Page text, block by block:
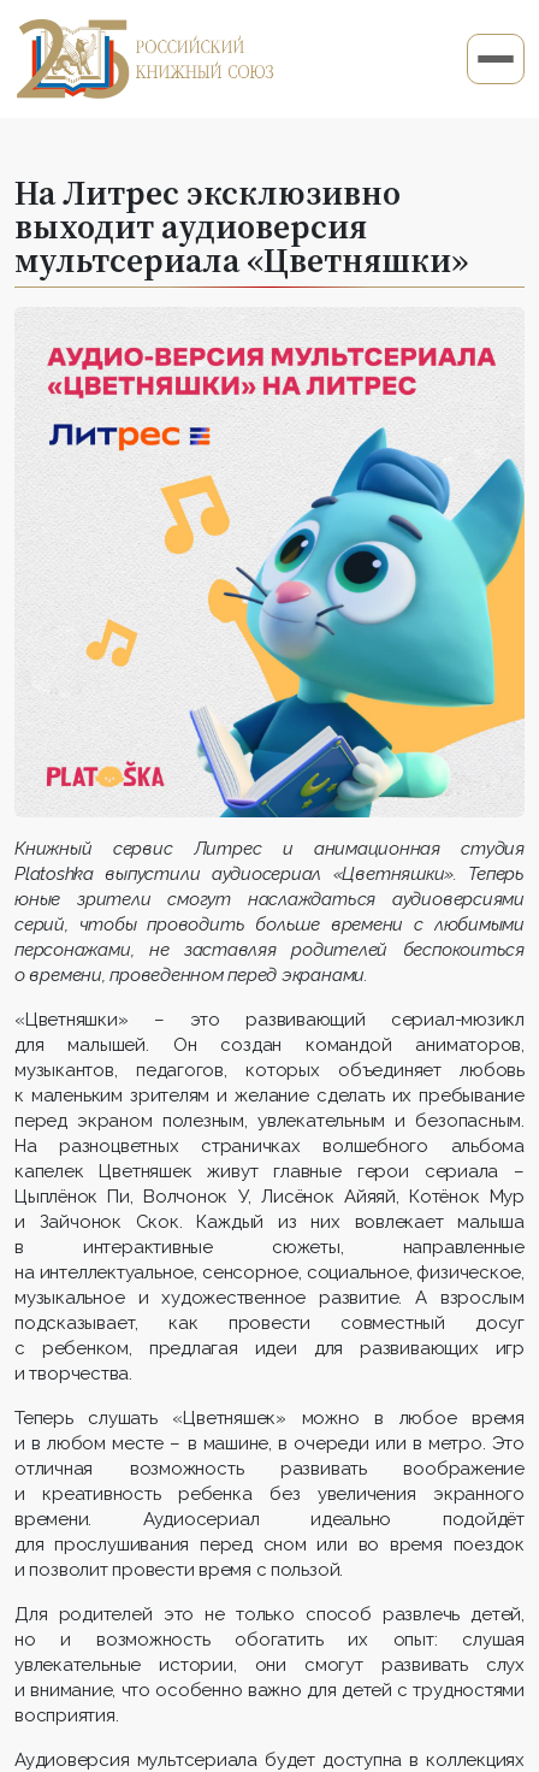
На Литрес эксклюзивно
выходит аудиоверсия
мультсериала «Цветняшки»
Книжный сервис Литрес и анимационная студия
Platoshka выпустили аудиосериал «Цветняшки». Теперь
юные зрители смогут наслаждаться аудиоверсиями
серий, чтобы проводить больше времени с любимыми
персонажами, не заставляя родителей беспокоиться
о времени, проведенном перед экранами.
«Цветняшки» – это развивающий сериал-мюзикл
для малышей. Он создан командой аниматоров,
музыкантов, педагогов, которых объединяет любовь
к маленьким зрителям и желание сделать их пребывание
перед экраном полезным, увлекательным и безопасным.
На разноцветных страничках волшебного альбома
капелек Цветняшек живут главные герои сериала –
Цыплёнок Пи, Волчонок У, Лисёнок Айяяй, Котёнок Мур
и Зайчонок Скок. Каждый из них вовлекает малыша
в интерактивные сюжеты, направленные
на интеллектуальное, сенсорное, социальное, физическое,
музыкальное и художественное развитие. А взрослым
подсказывает, как провести совместный досуг
с ребенком, предлагая идеи для развивающих игр
и творчества.
Теперь слушать «Цветняшек» можно в любое время
и в любом месте – в машине, в очереди или в метро. Это
отличная возможность развивать воображение
и креативность ребенка без увеличения экранного
времени. Аудиосериал идеально подойдёт
для прослушивания перед сном или во время поездок
и позволит провести время с пользой.
Для родителей это не только способ развлечь детей,
но и возможность обогатить их опыт: слушая
увлекательные истории, они смогут развивать слух
и внимание, что особенно важно для детей с трудностями
восприятия.
Аудиоверсия мультсериала будет доступна в коллекциях